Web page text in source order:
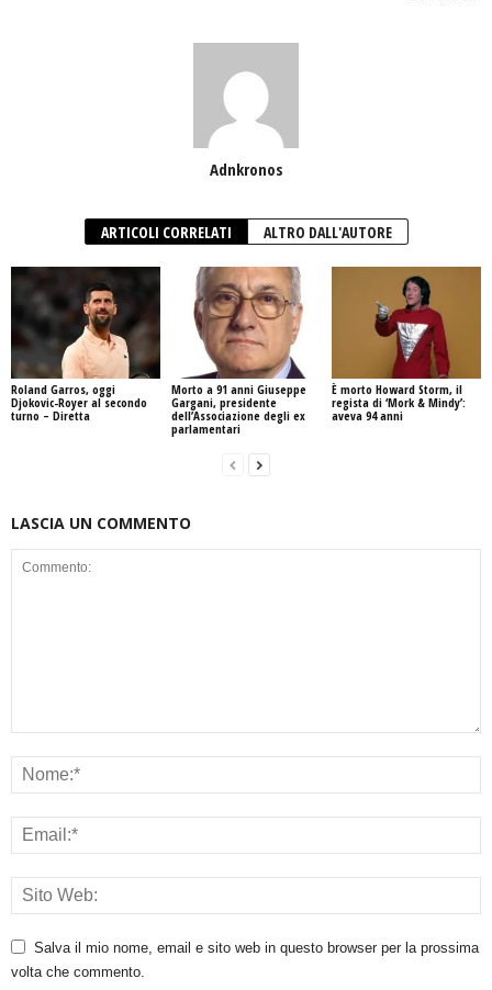
Adnkronos
ARTICOLI CORRELATI ALTRO DALL'AUTORE
Roland Garros, oggi
Djokovic-Royer al secondo
turno – Diretta
Morto a 91 anni Giuseppe
Gargani, presidente
dell’Associazione degli ex
parlamentari
È morto Howard Storm, il
regista di ‘Mork & Mindy’:
aveva 94 anni
LASCIA UN COMMENTO
Salva il mio nome, email e sito web in questo browser per la prossima
volta che commento.